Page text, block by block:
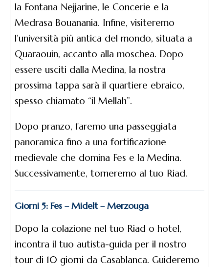
la Fontana Nejjarine, le Concerie e la
Medrasa Bouanania. Infine, visiteremo
l’università più antica del mondo, situata a
Quaraouin, accanto alla moschea. Dopo
essere usciti dalla Medina, la nostra
prossima tappa sarà il quartiere ebraico,
spesso chiamato “il Mellah”.
Dopo pranzo, faremo una passeggiata
panoramica fino a una fortificazione
medievale che domina Fes e la Medina.
Successivamente, torneremo al tuo Riad.
Giorni 5: Fes – Midelt – Merzouga
Dopo la colazione nel tuo Riad o hotel,
incontra il tuo autista-guida per il nostro
tour di 10 giorni da Casablanca. Guideremo